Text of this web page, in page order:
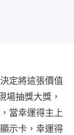
定將這張價值
場抽獎大獎，
當幸運得主上
示卡，幸運得